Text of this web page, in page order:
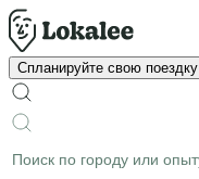
Спланируйте свою поездку